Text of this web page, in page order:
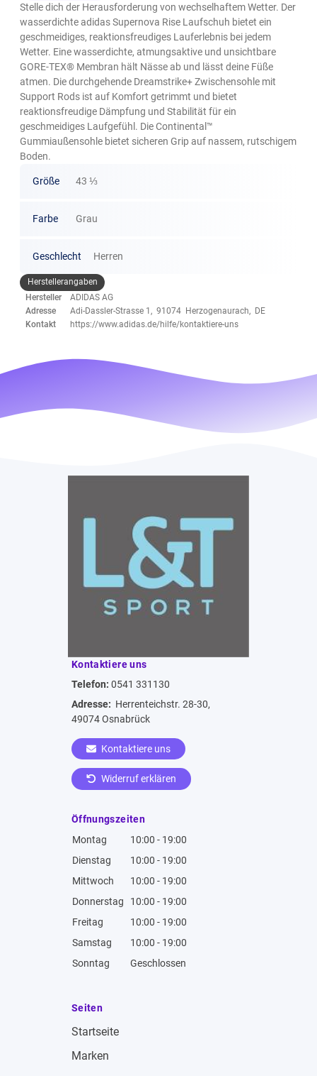
Stelle dich der Herausforderung von wechselhaftem Wetter. Der
wasserdichte adidas Supernova Rise Laufschuh bietet ein
geschmeidiges, reaktionsfreudiges Lauferlebnis bei jedem
Wetter. Eine wasserdichte, atmungsaktive und unsichtbare
GORE-TEX® Membran hält Nässe ab und lässt deine Füße
atmen. Die durchgehende Dreamstrike+ Zwischensohle mit
Support Rods ist auf Komfort getrimmt und bietet
reaktionsfreudige Dämpfung und Stabilität für ein
geschmeidiges Laufgefühl. Die Continental™
Gummiaußensohle bietet sicheren Grip auf nassem, rutschigem
Boden.
Größe 43 ⅓
Farbe Grau
Geschlecht Herren
Herstellerangaben
Hersteller
ADIDAS AG
Adresse
Adi-Dassler-Strasse 1, 91074 Herzogenaurach, DE
Kontakt
https://www.adidas.de/hilfe/kontaktiere-uns
Kontaktiere uns
Telefon: 0541 331130
Adresse: Herrenteichstr. 28-30,
49074 Osnabrück
Kontaktiere uns
Widerruf erklären
Öffnungszeiten
Montag
10:00 - 19:00
Dienstag
10:00 - 19:00
Mittwoch
10:00 - 19:00
Donnerstag
10:00 - 19:00
Freitag
10:00 - 19:00
Samstag
10:00 - 19:00
Sonntag
Geschlossen
Seiten
Startseite
Marken